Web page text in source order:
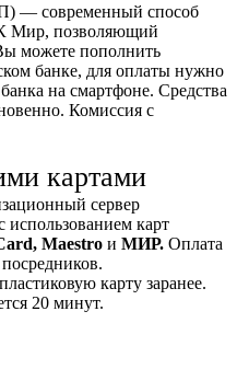
— современный способ
Мир, позволяющий
можете пополнить
банке, для оплаты нужно
на смартфоне. Средства
Комиссия с
картами
сервер
использованием карт
Maestro и МИР. Оплата
карту заранее.
20 минут.